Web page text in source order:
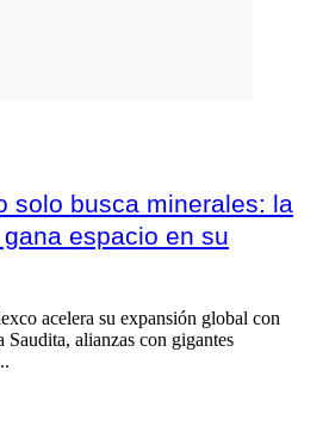
solo busca minerales: la
espacio en su
acelera su expansión global con
alianzas con gigantes